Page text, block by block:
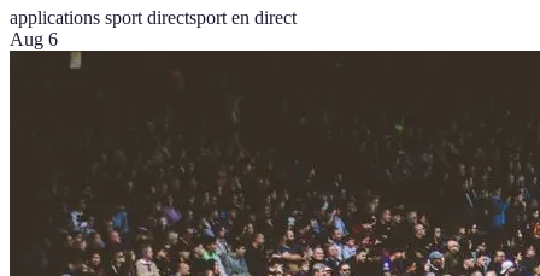
applications sport directsport en direct
Aug 6